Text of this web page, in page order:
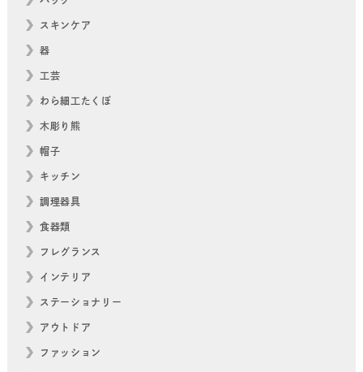
スキンケア
器
工芸
わら細工たくぼ
木彫り熊
帽子
キッチン
調理器具
食器類
フレグランス
インテリア
ステーショナリー
アウトドア
ファッション